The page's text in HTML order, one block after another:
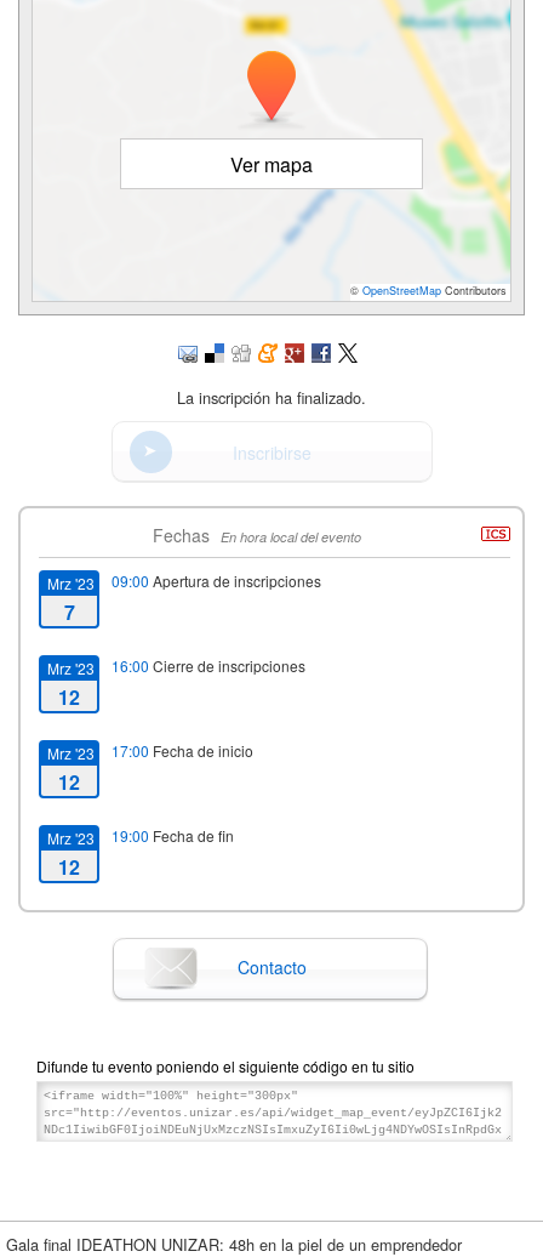
Ver mapa
© OpenStreetMap Contributors
La inscripción ha finalizado.
Inscribirse
Fechas En hora local del evento
Mrz '23
7
09:00 Apertura de inscripciones
Mrz '23
12
16:00 Cierre de inscripciones
Mrz '23
12
17:00 Fecha de inicio
Mrz '23
12
19:00 Fecha de fin
Contacto
Difunde tu evento poniendo el siguiente código en tu sitio
Gala final IDEATHON UNIZAR: 48h en la piel de un emprendedor